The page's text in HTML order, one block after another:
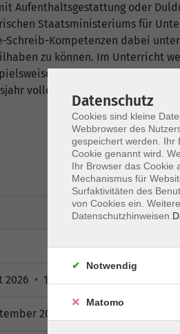
Aufenthaltsgestattung oder
Staatsministeriums für
Schreib-Kompetenzen dabei
zu können. Im Unterricht
das Ausfüllen von
vollendet haben.
2026 • 13:00 – 16:15 Uhr
2026
Datenschutz
Cookies sind kleine
Webbrowser des
gespeichert werden. Ihr
Cookie genannt wird.
Ihr Browser das Cookie
Mechanismus für
Surfaktivitäten des
von Cookies ein.
Datenschutzhinweisen.
Notwendig
Matomo